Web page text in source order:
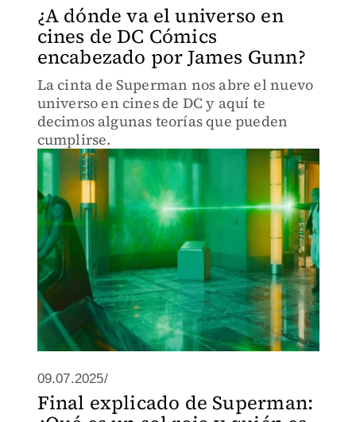
¿A dónde va el universo en
cines de DC Cómics
encabezado por James Gunn?
La cinta de Superman nos abre el nuevo
universo en cines de DC y aquí te
decimos algunas teorías que pueden
cumplirse.
09.07.2025/
Final explicado de Superman: